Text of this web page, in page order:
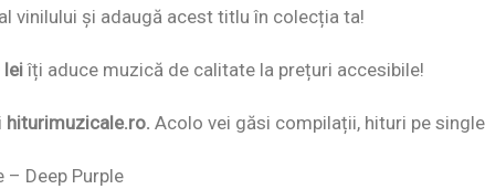
vinilului și adaugă acest titlu în colecția ta!
leiîți aduce muzică de calitate la prețuri accesibile!
hiturimuzicale.ro. Acolo vei găsi compilații, hituri pe
– Deep Purple